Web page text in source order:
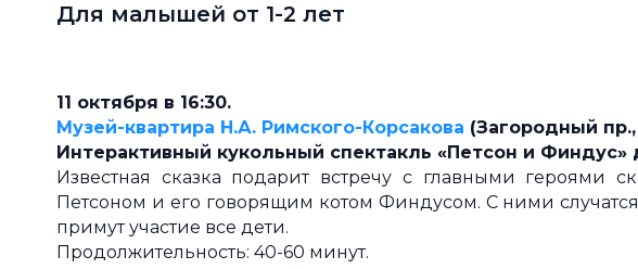
Для малышей от 1-2 лет
11 октября в 16:30.
Музей-квартира Н.А. Римского-Корсакова (Загородный
Интерактивный кукольный спектакль «Петсон и Финдус»
Известная сказка подарит встречу с главными героями
Петсоном и его говорящим котом Финдусом. С ними
примут участие все дети.
Продолжительность: 40-60 минут.